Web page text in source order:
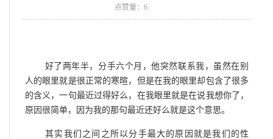
点赞量：6
好了两年半，分手六个月，他突然联系我，虽然在别
人的眼里就是很正常的寒暄，但是在我的眼里却包含了很多
的含义，一句最近过得好么，在我眼里就是在说我想你了，
原因很简单，因为我的那句最近还好么就是这个意思。
其实我们之间之所以分手最大的原因就是我们的性